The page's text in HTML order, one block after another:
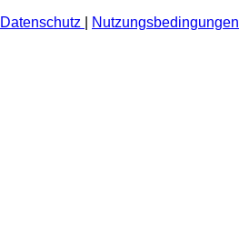
Datenschutz
Nutzungsbedingungen